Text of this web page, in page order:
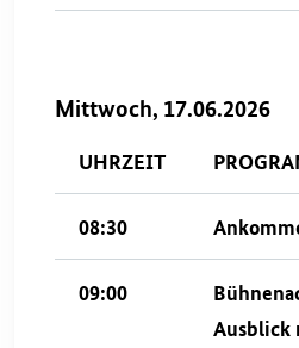
Mittwoch, 17.06.2026
UHRZEIT
08:30
09:00
Ausblick